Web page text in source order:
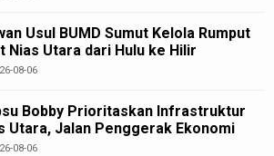
Usul BUMD Sumut Kelola Rumput
Nias Utara dari Hulu ke Hilir
08-06
Bobby Prioritaskan Infrastruktur
Utara, Jalan Penggerak Ekonomi
Dibenahi
08-06